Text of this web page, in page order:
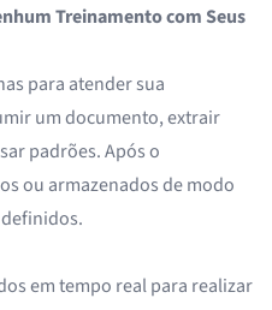
Treinamento com Seus
para atender sua
um documento, extrair
padrões. Após o
ou armazenados de modo
em tempo real para realizar